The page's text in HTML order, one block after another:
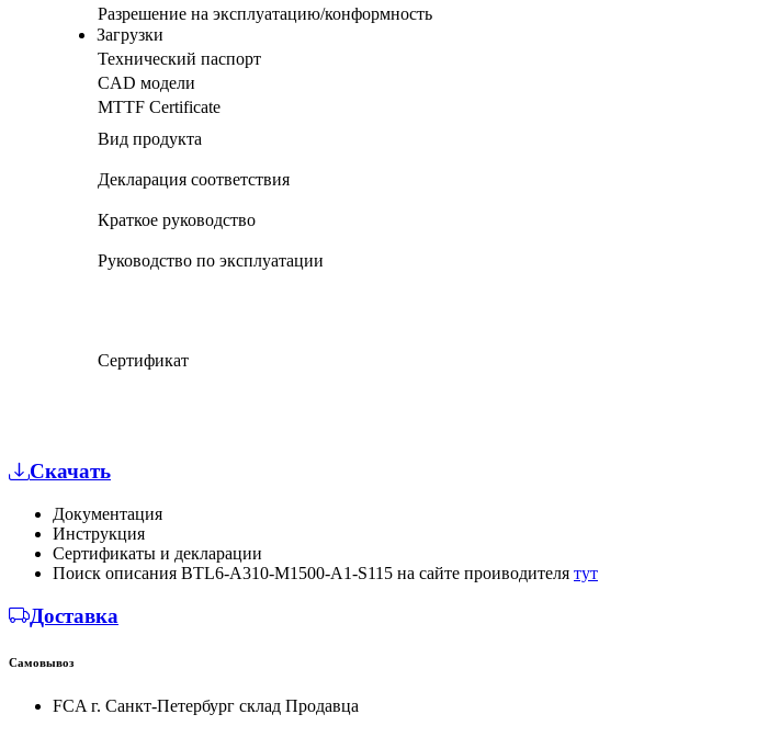
Разрешение на эксплуатацию/конформность
Загрузки
Технический паспорт
CAD модели
MTTF Certificate
Вид продукта
Декларация соответствия
Краткое руководство
Руководство по эксплуатации
Сертификат
Скачать
Документация
Инструкция
Сертификаты и декларации
Поиск описания BTL6-A310-M1500-A1-S115 на сайте проиводителя тут
Доставка
Самовывоз
FCA г. Санкт-Петербург склад Продавца